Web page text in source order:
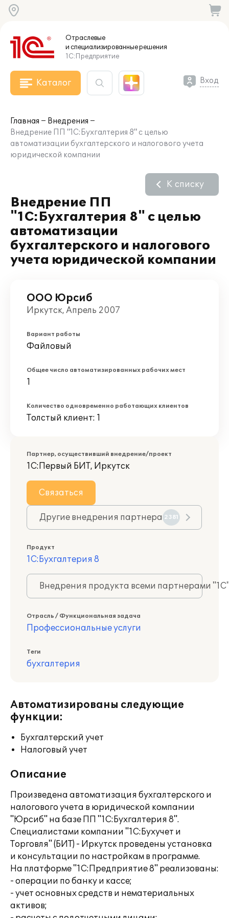
Отраслевые
и специализированныерешения
1С:Предприятие
Каталог Вход
Главная
Внедрения
Внедрение ПП "1С:Бухгалтерия 8" с целью
автоматизации бухгалтерского и налогового учета
юридической компании
Внедрение ПП
"1С:Бухгалтерия 8" с целью
автоматизации
бухгалтерского и налогового
учета юридической компании
К списку
ООО Юрсиб
Иркутск, Апрель 2007
Вариант работы
Файловый
Общее число автоматизированных рабочих мест
1
Количество одновременно работающих клиентов
Толстый клиент: 1
Партнер, осуществивший внедрение/проект
1С:Первый БИТ, Иркутск
Связаться
Другие внедрения партнера 2381
Продукт
1С:Бухгалтерия 8
Внедрения продукта всеми партнерами
Отрасль / Функциональная задача
Профессиональные услуги
Теги
бухгалтерия
Автоматизированы следующие
функции:
Бухгалтерский учет
Налоговый учет
Описание
Произведена автоматизация бухгалтерского и
налогового учета в юридической компании
"Юрсиб" на базе ПП "1С:Бухгалтерия 8".
Специалистами компании "1С:Бухучет и
Торговля" (БИТ) - Иркутск проведены установка
и консультации по настройкам в программе.
На платформе "1С:Предприятие 8" реализованы:
- операции по банку и кассе;
- учет основных средств и нематериальных
активов;